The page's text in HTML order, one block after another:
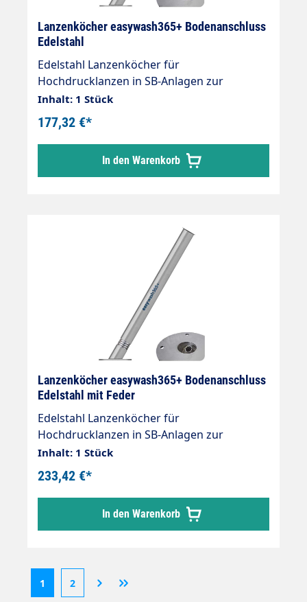
Lanzenköcher easywash365+ Bodenanschluss
Edelstahl
Edelstahl Lanzenköcher für
Hochdrucklanzen in SB-Anlagen zur
Montage auf den Boden. Abflussstutzen 20
mm. Rohrlänge 730 mm. Rohrdurchmesser
60 mm. Passende Wandkonsole (105625)
Inhalt: 1 Stück
177,32 €*
In den Warenkorb
Lanzenköcher easywash365+ Bodenanschluss
Edelstahl mit Feder
Edelstahl Lanzenköcher für
Hochdrucklanzen in SB-Anlagen zur
Montage auf den Boden. easywash365+
Lanzenköcher Köcher mit Federung und
Abflussstutzen 20 mm. Rohrlänge 730 mm.
Rohrdurchmesser 60 mm. Material
Edelstahl. Passende Wandkonsole (105 625)
Inhalt: 1 Stück
233,42 €*
In den Warenkorb
1 2